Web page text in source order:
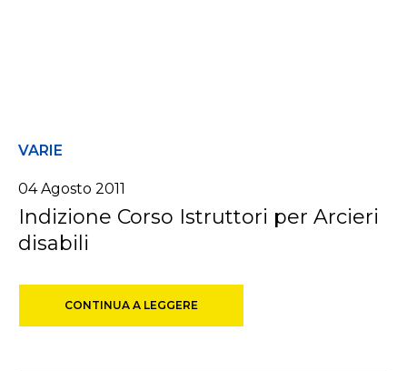
VARIE
04 Agosto 2011
Indizione Corso Istruttori per Arcieri
disabili
CONTINUA A LEGGERE